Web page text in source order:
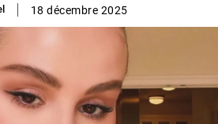
18 décembre 2025